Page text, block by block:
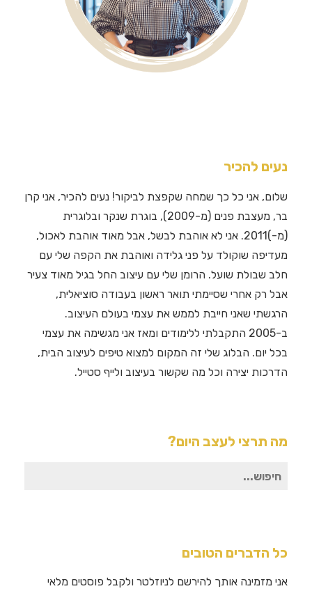
נעים להכיר
שלום, אני כל כך שמחה שקפצת לביקור! נעים להכיר, אני קרן
בר, מעצבת פנים (מ-2009), בוגרת שנקר ובלוגרית
(מ-)2011. אני לא אוהבת לבשל, אבל מאוד אוהבת לאכול,
מעדיפה שוקולד על פני גלידה ואוהבת את הקפה שלי עם
חלב שבולת שועל. הרומן שלי עם עיצוב החל בגיל מאוד צעיר
אבל רק אחרי שסיימתי תואר ראשון בעבודה סוציאלית,
הרגשתי שאני חייבת לממש את עצמי בעולם העיצוב.
ב-2005 התקבלתי ללימודים ומאז אני מגשימה את עצמי
בכל יום. הבלוג שלי זה המקום למצוא טיפים לעיצוב הבית,
הדרכות יצירה וכל מה שקשור בעיצוב ולייף סטייל.
מה תרצי לעצב היום?
חיפוש
כל הדברים הטובים
אני מזמינה אותך להירשם לניוזלטר ולקבל פוסטים מלאי